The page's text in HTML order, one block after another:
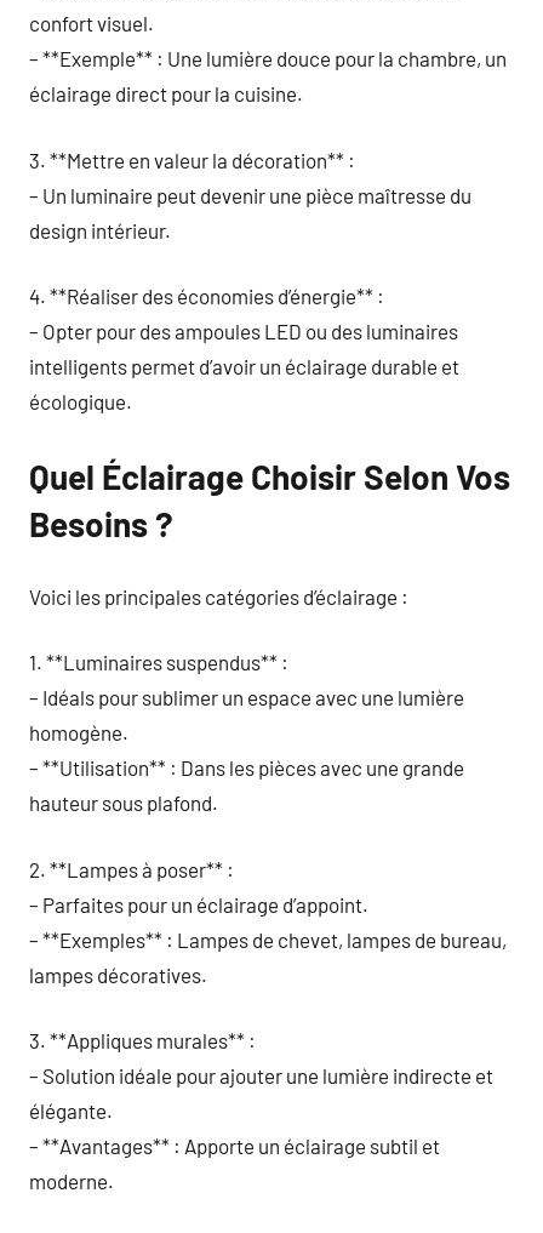
confort visuel.
– **Exemple** : Une lumière douce pour la chambre, un
éclairage direct pour la cuisine.
3. **Mettre en valeur la décoration** :
– Un luminaire peut devenir une pièce maîtresse du
design intérieur.
4. **Réaliser des économies d’énergie** :
– Opter pour des ampoules LED ou des luminaires
intelligents permet d’avoir un éclairage durable et
écologique.
Quel Éclairage Choisir Selon Vos
Besoins ?
Voici les principales catégories d’éclairage :
1. **Luminaires suspendus** :
– Idéals pour sublimer un espace avec une lumière
homogène.
– **Utilisation** : Dans les pièces avec une grande
hauteur sous plafond.
2. **Lampes à poser** :
– Parfaites pour un éclairage d’appoint.
– **Exemples** : Lampes de chevet, lampes de bureau,
lampes décoratives.
3. **Appliques murales** :
– Solution idéale pour ajouter une lumière indirecte et
élégante.
– **Avantages** : Apporte un éclairage subtil et
moderne.